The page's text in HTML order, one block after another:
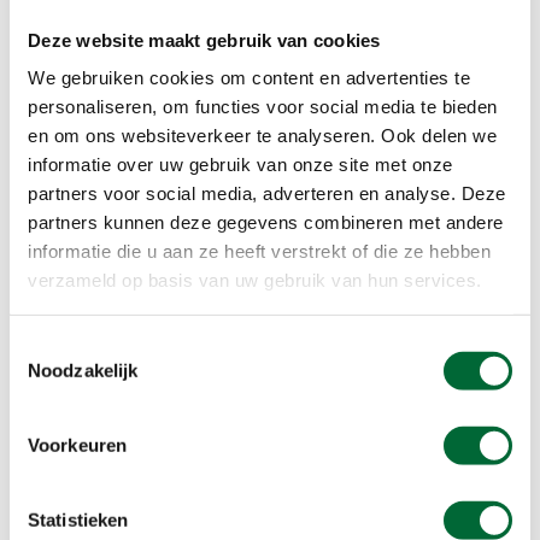
Deze website maakt gebruik van cookies
We gebruiken cookies om content en advertenties te
personaliseren, om functies voor social media te bieden
en om ons websiteverkeer te analyseren. Ook delen we
informatie over uw gebruik van onze site met onze
partners voor social media, adverteren en analyse. Deze
partners kunnen deze gegevens combineren met andere
informatie die u aan ze heeft verstrekt of die ze hebben
verzameld op basis van uw gebruik van hun services.
Noodzakelijk
Voorkeuren
Statistieken
Ik loop door de tunnel en kom in Natuurgebied
langer te blijven. Hier zijn verschillende